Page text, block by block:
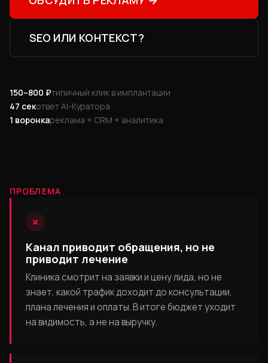
SEO ИЛИ КОНТЕКСТ?
150–800 ₽типичный клик в имплантации
47 секответ AI-Куратора
1 воронкареклама + CRM + аналитика
ПРОБЛЕМА
✕
Канал приводит обращения, но не
приводит лечение
Клиника смотрит на заявки и цену лида, но не
знает, какой трафик доходит до консультации,
плана лечения и оплаты. В итоге бюджет уходит
на видимость, а не на выручку.